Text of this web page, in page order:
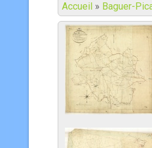
Accueil » Baguer-